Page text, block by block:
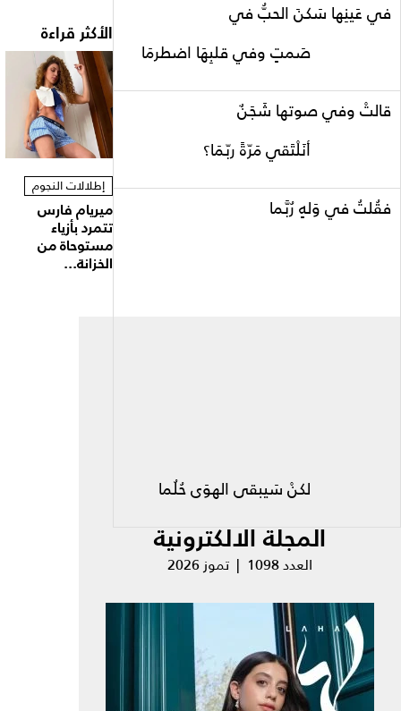
عَينِها سَكنَ الحبُّ في
وفي قلبِهَا اضطرمَا
وفي صوتها شَجَنٌ
مَرّةً ربّمَا؟
في وَلهٍ رُبَّما
سَيبقى الهوَى حُلُما
الأكثر قراءة
إطلالات النجوم
ميريام فارس
تتمرد بأزياء
مستوحاة من
الخزانة...
المجلة الالكترونية
العدد 1098 | تموز 2026